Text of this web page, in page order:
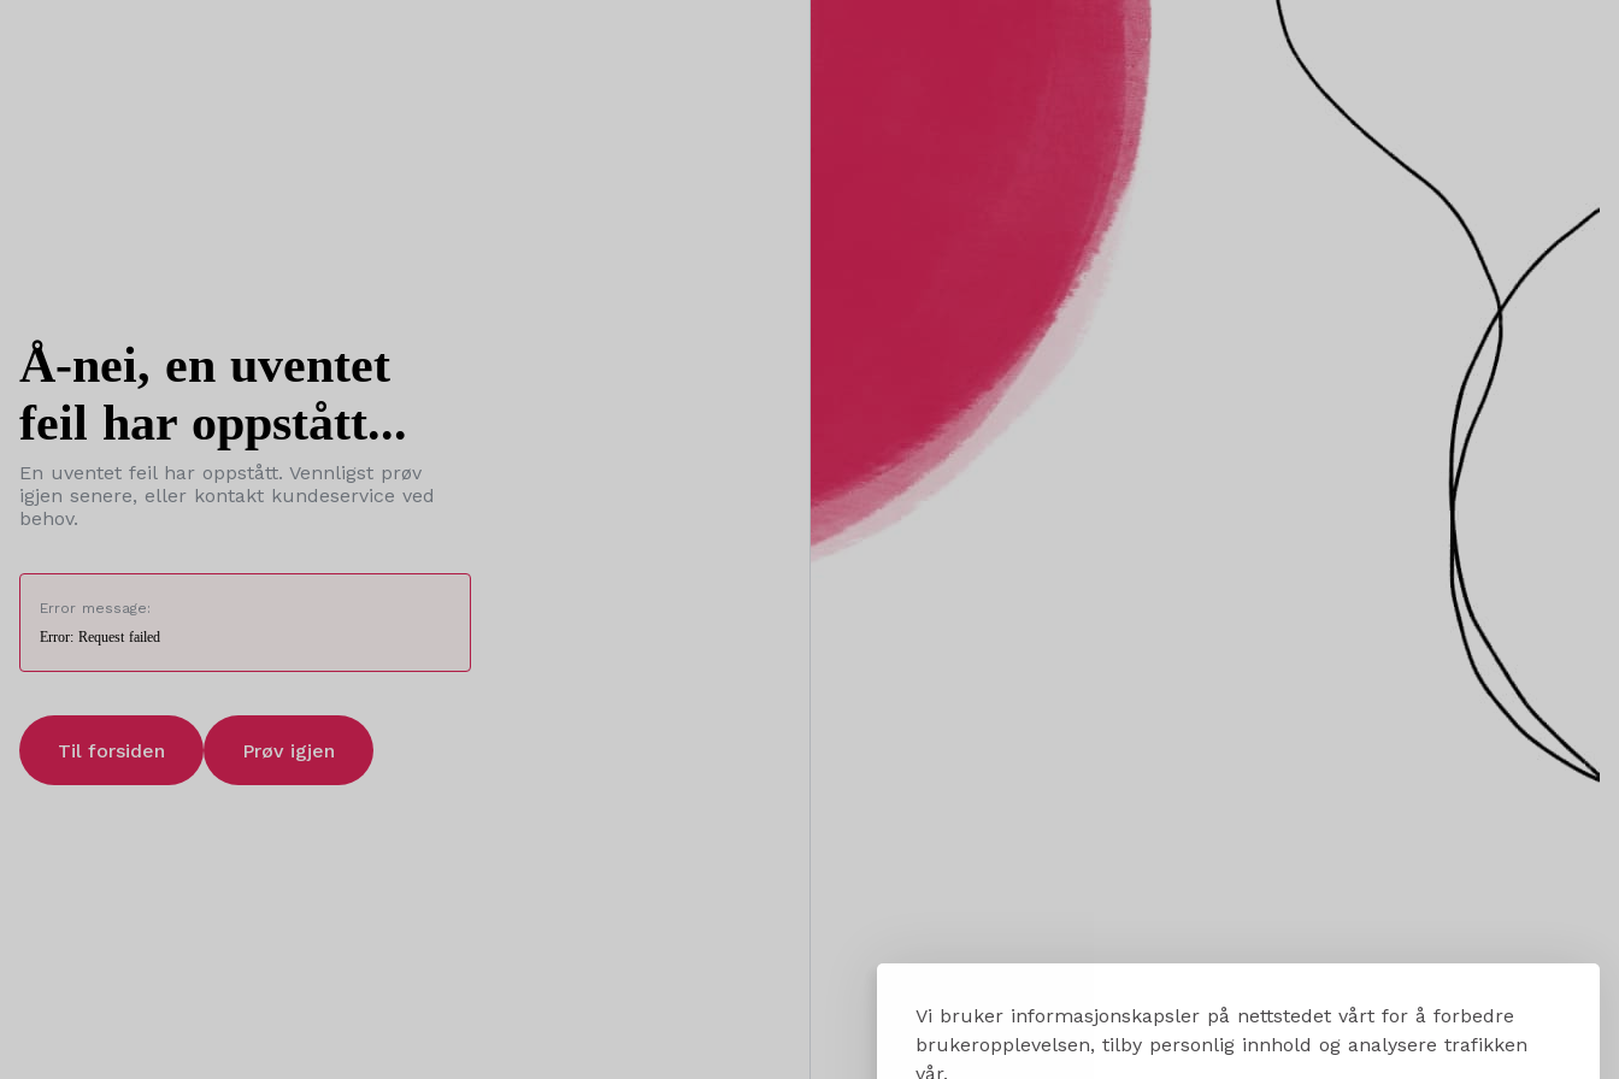
Vi bruker informasjonskapsler på nettstedet vårt for å forbedre
brukeropplevelsen, tilby personlig innhold og analysere trafikken
vår.
Å-nei, en uventet
feil har oppstått...
En uventet feil har oppstått. Vennligst prøv
igjen senere, eller kontakt kundeservice ved
behov.
Error message:
Error: Request failed
Til forsiden Prøv igjen